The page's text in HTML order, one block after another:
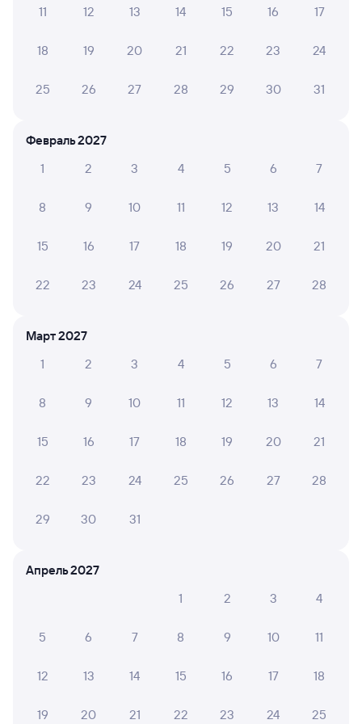
Другие авиарейсы из Омска
Вокзал Омск
11 12 13 14 15 16 17
18 19 20 21 22 23 24
25 26 27 28 29 30 31
Февраль 2027
1
2 3 4 5 6 7
8 9 10 11 12 13 14
15 16 17 18 19 20 21
22 23 24 25 26 27 28
Март 2027
1
2 3 4 5 6 7
8 9 10 11 12 13 14
15 16 17 18 19 20 21
22 23 24 25 26 27 28
29 30 31
Апрель 2027
1
2 3 4
5 6 7 8 9 10 11
12 13 14 15 16 17 18
19 20 21 22 23 24 25